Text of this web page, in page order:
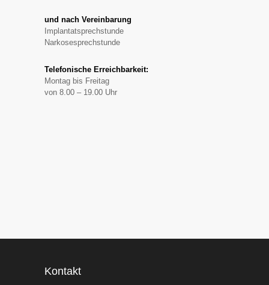
und nach Vereinbarung
Implantatsprechstunde
Narkosesprechstunde
Telefonische Erreichbarkeit:
Montag bis Freitag
von 8.00 – 19.00 Uhr
Kontakt